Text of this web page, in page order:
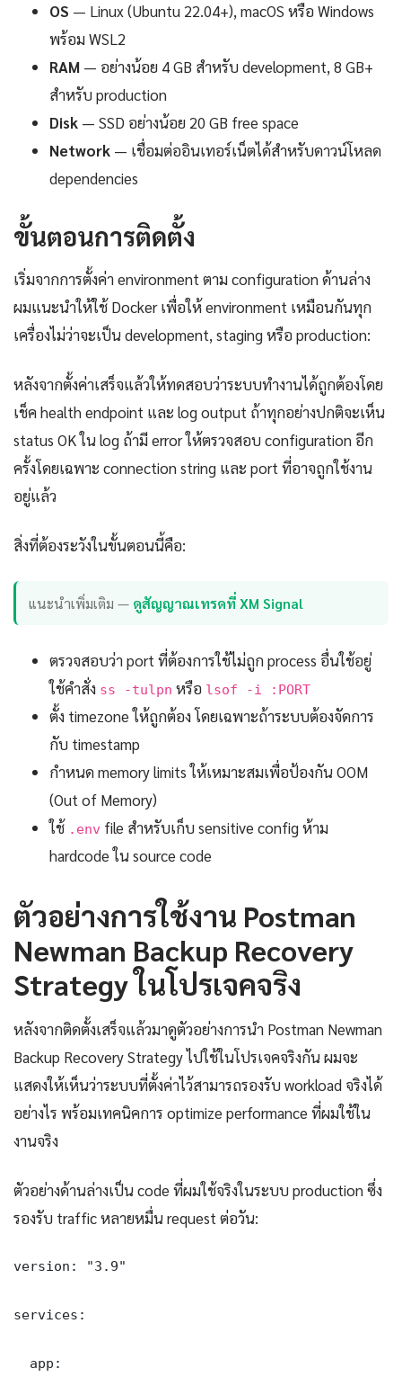
OS — Linux (Ubuntu 22.04+), macOS หรือ Windows
พร้อม WSL2
RAM — อย่างน้อย 4 GB สำหรับ development, 8 GB+
สำหรับ production
Disk — SSD อย่างน้อย 20 GB free space
Network — เชื่อมต่ออินเทอร์เน็ตได้สำหรับดาวน์โหลด
dependencies
ขั้นตอนการติดตั้ง
เริ่มจากการตั้งค่า environment ตาม configuration ด้านล่าง
ผมแนะนำให้ใช้ Docker เพื่อให้ environment เหมือนกันทุก
เครื่องไม่ว่าจะเป็น development, staging หรือ production:
หลังจากตั้งค่าเสร็จแล้วให้ทดสอบว่าระบบทำงานได้ถูกต้องโดย
เช็ค health endpoint และ log output ถ้าทุกอย่างปกติจะเห็น
status OK ใน log ถ้ามี error ให้ตรวจสอบ configuration อีก
ครั้งโดยเฉพาะ connection string และ port ที่อาจถูกใช้งาน
อยู่แล้ว
สิ่งที่ต้องระวังในขั้นตอนนี้คือ:
แนะนำเพิ่มเติม — ดูสัญญาณเทรดที่ XM Signal
ตรวจสอบว่า port ที่ต้องการใช้ไม่ถูก process อื่นใช้อยู่
ใช้คำสั่ง ss -tulpn หรือ lsof -i :PORT
ตั้ง timezone ให้ถูกต้อง โดยเฉพาะถ้าระบบต้องจัดการ
กับ timestamp
กำหนด memory limits ให้เหมาะสมเพื่อป้องกัน OOM
(Out of Memory)
ใช้ .env file สำหรับเก็บ sensitive config ห้าม
hardcode ใน source code
ตัวอย่างการใช้งาน Postman
Newman Backup Recovery
Strategy ในโปรเจคจริง
หลังจากติดตั้งเสร็จแล้วมาดูตัวอย่างการนำ Postman Newman
Backup Recovery Strategy ไปใช้ในโปรเจคจริงกัน ผมจะ
แสดงให้เห็นว่าระบบที่ตั้งค่าไว้สามารถรองรับ workload จริงได้
อย่างไร พร้อมเทคนิคการ optimize performance ที่ผมใช้ใน
งานจริง
ตัวอย่างด้านล่างเป็น code ที่ผมใช้จริงในระบบ production ซึ่ง
รองรับ traffic หลายหมื่น request ต่อวัน:
version: "3.9"
services:
  app: